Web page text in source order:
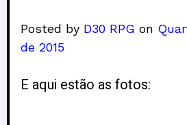
Posted by D30 RPG on
de 2015
E aqui estão as fotos: